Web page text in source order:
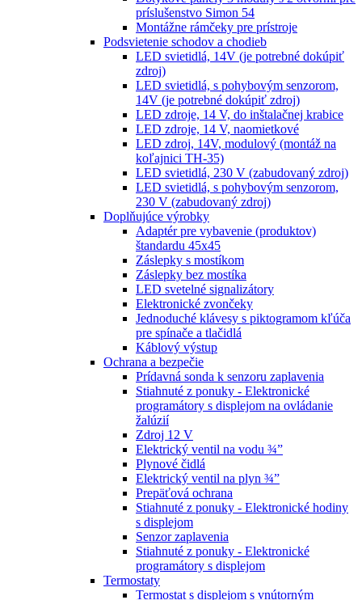
príslušenstvo Simon 54
Montážne rámčeky pre prístroje
Podsvietenie schodov a chodieb
LED svietidlá, 14V (je potrebné dokúpiť
zdroj)
LED svietidlá, s pohybovým senzorom,
14V (je potrebné dokúpiť zdroj)
LED zdroje, 14 V, do inštalačnej krabice
LED zdroje, 14 V, naomietkové
LED zdroj, 14V, modulový (montáž na
koľajnici TH-35)
LED svietidlá, 230 V (zabudovaný zdroj)
LED svietidlá, s pohybovým senzorom,
230 V (zabudovaný zdroj)
Doplňujúce výrobky
Adaptér pre vybavenie (produktov)
štandardu 45x45
Záslepky s mostíkom
Záslepky bez mostíka
LED svetelné signalizátory
Elektronické zvončeky
Jednoduché klávesy s piktogramom kľúča
pre spínače a tlačidlá
Káblový výstup
Ochrana a bezpečie
Prídavná sonda k senzoru zaplavenia
Stiahnuté z ponuky - Elektronické
programátory s displejom na ovládanie
žalúzií
Zdroj 12 V
Elektrický ventil na vodu ¾”
Plynové čidlá
Elektrický ventil na plyn ¾”
Prepäťová ochrana
Stiahnuté z ponuky - Elektronické hodiny
s displejom
Senzor zaplavenia
Stiahnuté z ponuky - Elektronické
programátory s displejom
Termostaty
Termostat s displejom s vnútorným